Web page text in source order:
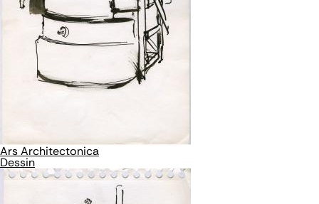
Ars Architectonica
Dessin